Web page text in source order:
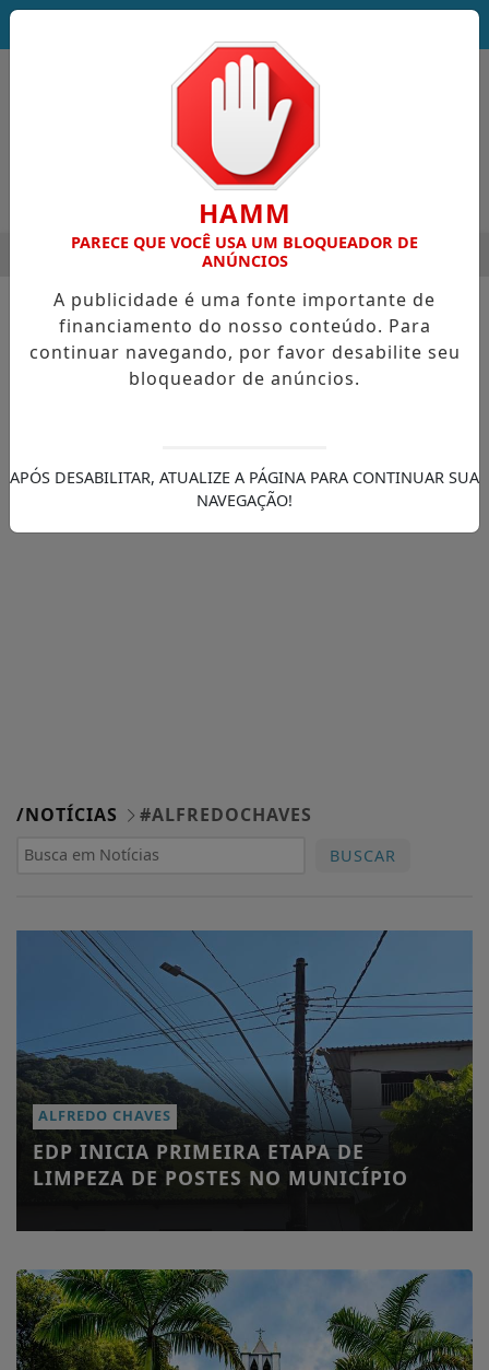
LEVA ORIENTAÇÃO E ESCUTA PÚBLICA A VILA NOVA DE
EM ALTA
MENU
/NOTÍCIAS #ALFREDOCHAVES
BUSCAR
ALFREDO CHAVES
EDP INICIA PRIMEIRA ETAPA DE
LIMPEZA DE POSTES NO MUNICÍPIO
HAMM
PARECE QUE VOCÊ USA UM BLOQUEADOR DE
ANÚNCIOS
A publicidade é uma fonte importante de
financiamento do nosso conteúdo. Para
continuar navegando, por favor desabilite seu
bloqueador de anúncios.
APÓS DESABILITAR, ATUALIZE A PÁGINA PARA CONTINUAR SUA
NAVEGAÇÃO!